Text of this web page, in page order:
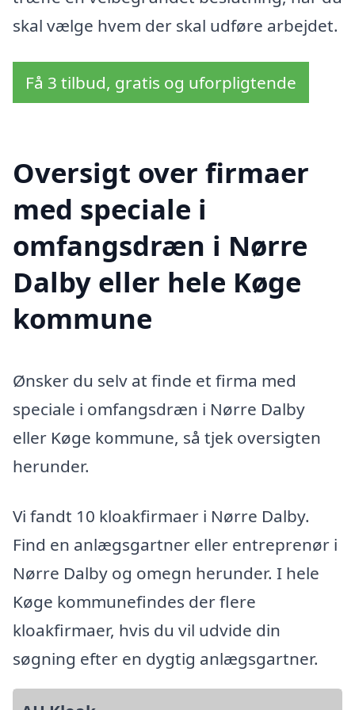
skal vælge hvem der skal udføre arbejdet.
Få 3 tilbud, gratis og uforpligtende
Oversigt over firmaer
med speciale i
omfangsdræn i Nørre
Dalby eller hele Køge
kommune
Ønsker du selv at finde et firma med
speciale i omfangsdræn i Nørre Dalby
eller Køge kommune, så tjek oversigten
herunder.
Vi fandt 10 kloakfirmaer i Nørre Dalby.
Find en anlægsgartner eller entreprenør i
Nørre Dalby og omegn herunder. I hele
Køge kommunefindes der flere
kloakfirmaer, hvis du vil udvide din
søgning efter en dygtig anlægsgartner.